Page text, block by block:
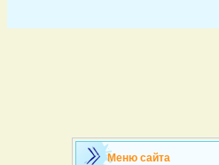
Меню сайта